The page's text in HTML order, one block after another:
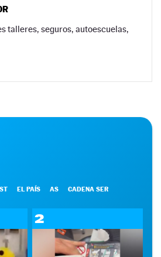
talleres, seguros, autoescuelas,
EL PAÍS AS CADENA SER
2